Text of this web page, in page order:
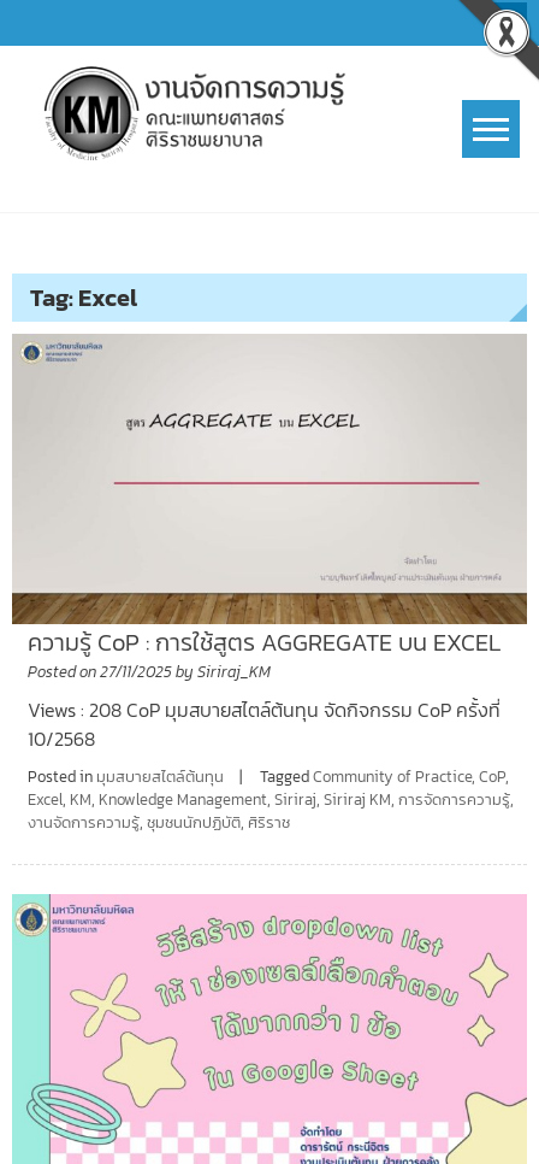
to
content
Tag:Excel
ความรู้ CoP : การใช้สูตร AGGREGATE บน EXCEL
Posted on27/11/2025by Siriraj_KM
Views : 208 CoP มุมสบายสไตล์ต้นทุน จัดกิจกรรม CoP ครั้งที่
10/2568
Posted in มุมสบายสไตล์ต้นทุน TaggedCommunity of Practice, CoP,
Excel, KM, Knowledge Management, Siriraj, Siriraj KM, การจัดการความรู้,
งานจัดการความรู้, ชุมชนนักปฏิบัติ, ศิริราช